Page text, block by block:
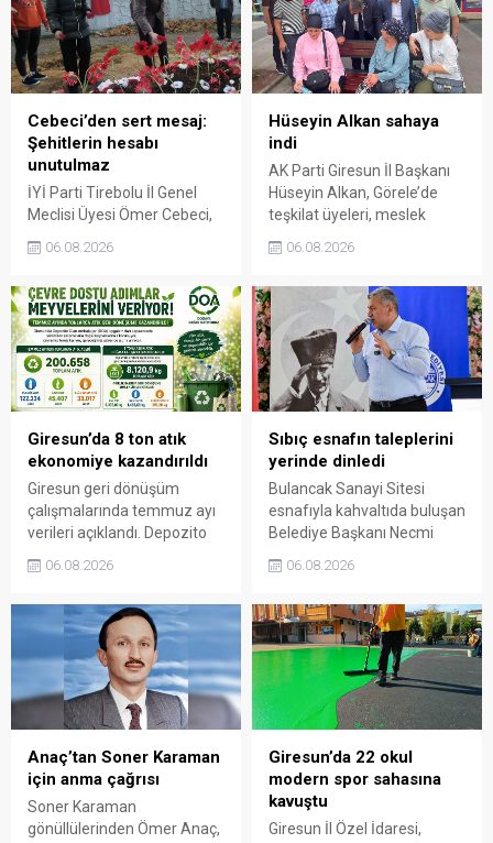
Cebeci’den sert mesaj:
Şehitlerin hesabı
unutulmaz
İYİ Parti Tirebolu İl Genel
Meclisi Üyesi Ömer Cebeci,
Cemiyeti’nin Milli Mücadele
çekti. Cebeci, Giresun’un
bağımsızlık mücadelesinde
üstlendiği tarihi
sorumluluğun gelecek
nesillere doğru anlatılması
gerektiğini söyledi.
06.08.2026
Hüseyin Alkan sahaya
indi
AK Parti Giresun İl Başkanı
Hüseyin Alkan, Görele’de
teşkilat üyeleri, meslek
gelerek talep ve beklentileri
06.08.2026
Giresun’da 8 ton atık
ekonomiye kazandırıldı
Giresun geri dönüşüm
çalışmalarında temmuz ayı
verileri açıklandı. Depozito
uygulamasına destek veren
ambalajın çöpe gitmesini
06.08.2026
Sıbıç esnafın taleplerini
yerinde dinledi
Bulancak Sanayi Sitesi
esnafıyla kahvaltıda buluşan
Belediye Başkanı Necmi
planlanan çalışmaları
da yaşadığı sorunları ve
beklentilerini doğrudan
Başkan Sıbıç’a aktardı.
06.08.2026
Anaç’tan Soner Karaman
için anma çağrısı
Soner Karaman
gönüllülerinden Ömer Anaç,
Giresun’da 22 okul
modern spor sahasına
kavuştu
Giresun İl Özel İdaresi,